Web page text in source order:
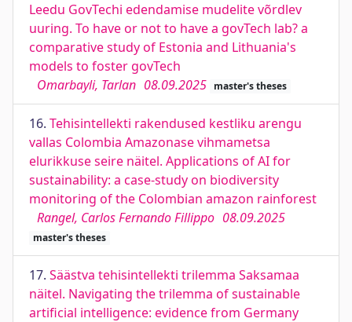
Leedu GovTechi edendamise mudelite võrdlev
uuring. To have or not to have a govTech lab? a
comparative study of Estonia and Lithuania's
models to foster govTech
Omarbayli, Tarlan 08.09.2025 master's theses
16. Tehisintellekti rakendused kestliku arengu
vallas Colombia Amazonase vihmametsa
elurikkuse seire näitel. Applications of AI for
sustainability: a case-study on biodiversity
monitoring of the Colombian amazon rainforest
Rangel, Carlos Fernando Fillippo 08.09.2025
master's theses
17. Säästva tehisintellekti trilemma Saksamaa
näitel. Navigating the trilemma of sustainable
artificial intelligence: evidence from Germany